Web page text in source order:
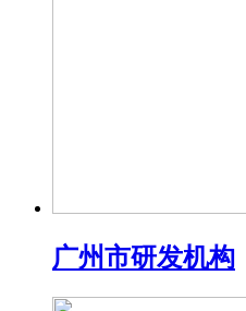
广州市研发机构